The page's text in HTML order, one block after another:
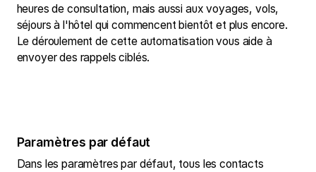
heures de consultation, mais aussi aux voyages, vols,
séjours à l'hôtel qui commencent bientôt et plus encore.
Le déroulement de cette automatisation vous aide à
envoyer des rappels ciblés.
Paramètres par défaut
Dans les paramètres par défaut, tous les contacts